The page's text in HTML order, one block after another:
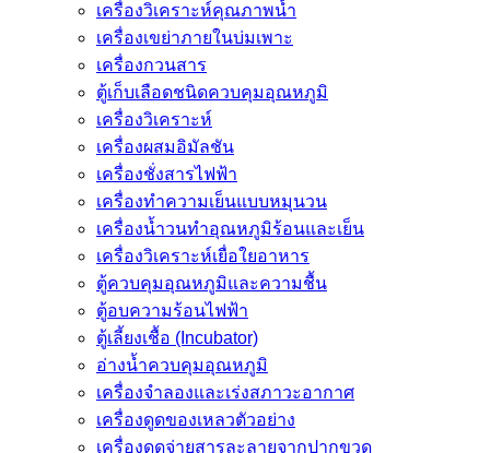
เครื่องวิเคราะห์คุณภาพน้ำ
เครื่องเขย่าภายในบ่มเพาะ
เครื่องกวนสาร
ตู้เก็บเลือดชนิดควบคุมอุณหภูมิ
เครื่องวิเคราะห์
เครื่องผสมอิมัลชัน
เครื่องชั่งสารไฟฟ้า
เครื่องทำความเย็นแบบหมุนวน
เครื่องน้ำวนทำอุณหภูมิร้อนและเย็น
เครื่องวิเคราะห์เยื่อใยอาหาร
ตู้ควบคุมอุณหภูมิและความชื้น
ตู้อบความร้อนไฟฟ้า
ตู้เลี้ยงเชื้อ (Incubator)
อ่างน้ำควบคุมอุณหภูมิ
เครื่องจำลองและเร่งสภาวะอากาศ
เครื่องดูดของเหลวตัวอย่าง
เครื่องดูดจ่ายสารละลายจากปากขวด